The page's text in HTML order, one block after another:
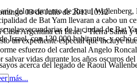
del nacimiento de Raoul Wallenberg,
de Bat Yam llevaran a cabo un
secundarias de la ciudad de Bat
Israel, con 130,000 habitantes, y ocho
acerca del legado de Raoul
03 de Julio de 2011 10:12
Casa Argentina en Israel - Tierra Santa
un expediente especial que incluye
esfuerzo del cardenal Angelo
salvar vidas durante los años oscuros
más...